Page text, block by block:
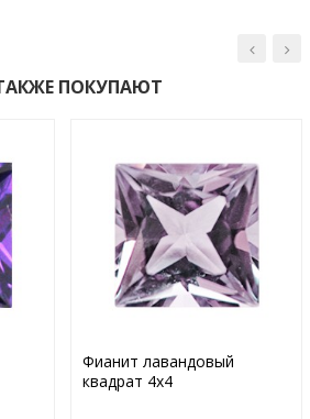
ПОКУПАЮТ
Фианит лавандовый
квадрат 4х4